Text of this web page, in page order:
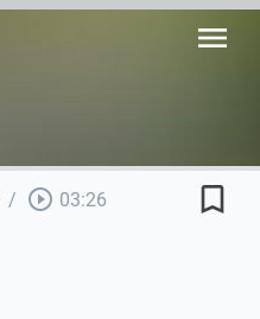
menu
/ play_circle_outline 03:26 bookmark_border